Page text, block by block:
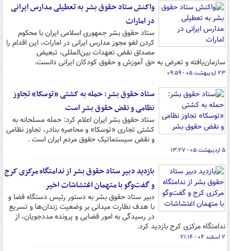
واکنش ستاد حقوق بشر به تعطیلی مدارس ایرانی
در امارات
ستاد حقوق بشر جمهوری اسلامی ایران با محکوم
کردن لغو مجوز مدارس ایرانی در امارات، این اقدام را
مصداق نقض تعهدات بین‌المللی، تبعیض
سازمان‌یافته و تعرض به حق آموزش و حقوق کودکان ایرانی دانست.
۲۳ اردیبهشت ۰۵ - ۰۹:۵۹
ستاد حقوق بشر: حمله به کشتی «توسکا» تجاوز
نظامی و نقض حقوق بشر است
ستاد حقوق بشر ایران اعلام کرد: حمله مسلحانه به
کشتی تجاری «توسکا» و محاصره بنادر، تجاوز نظامی
و نقض سیستماتیک حقوق مردم ایران است .
۵ اردیبهشت ۰۵ - ۱۳:۲۷
بازدید دبیر ستاد حقوق بشر از ندامتگاه مرکزی کرج
و گفت‌وگو با متهمان اغتشاشات اخیر
دبیر ستاد حقوق بشر به دستور رئیس دستگاه قضا و
با هدف نظارت میدانی بر وضعیت زندان‌ها و تسریع
در رسیدگی به امور قضایی و پرونده مددجویان، از
ندامتگاه مرکزی کرج بازدید کرد.
۲ اسفند ۰۴ - ۲۱:۱۴